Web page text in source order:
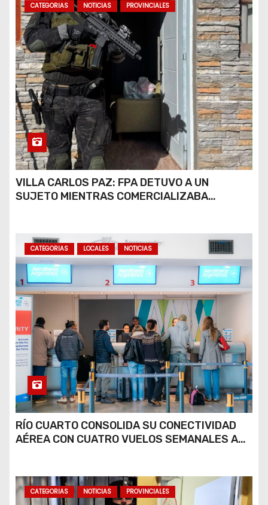
CATEGORIAS NOTICIAS PROVINCIALES
VILLA CARLOS PAZ: FPA DETUVO A UN
SUJETO MIENTRAS COMERCIALIZABA
CATEGORIAS LOCALES NOTICIAS
RÍO CUARTO CONSOLIDA SU CONECTIVIDAD
AÉREA CON CUATRO VUELOS SEMANALES A
CATEGORIAS NOTICIAS PROVINCIALES